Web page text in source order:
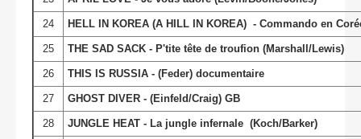
24 HELL IN KOREA (A HILL IN KOREA) - Commando en
25 THE SAD SACK - P'tite tête de troufion (Marshall/Lewis)
26 THIS IS RUSSIA - (Feder) documentaire
27 GHOST DIVER - (Einfeld/Craig) GB
28 JUNGLE HEAT - La jungle infernale (Koch/Barker)